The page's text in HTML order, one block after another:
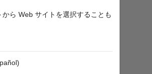
から Web サイトを選択することも